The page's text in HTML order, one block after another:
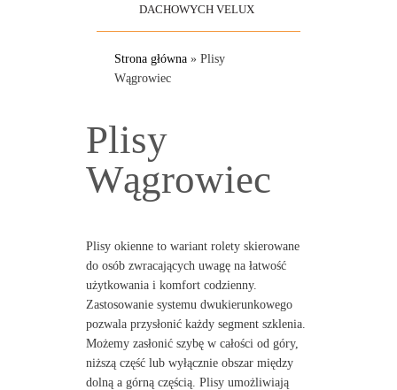
DACHOWYCH VELUX
Strona główna » Plisy
Wągrowiec
Plisy
Wągrowiec
Plisy okienne to wariant rolety skierowane
do osób zwracających uwagę na łatwość
użytkowania i komfort codzienny.
Zastosowanie systemu dwukierunkowego
pozwala przysłonić każdy segment szklenia.
Możemy zasłonić szybę w całości od góry,
niższą część lub wyłącznie obszar między
dolną a górną częścią. Plisy umożliwiają